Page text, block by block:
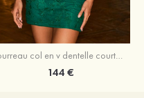
Fourreau col en v dentelle courte/mini robe de fête de la rentré avec perles
144 €